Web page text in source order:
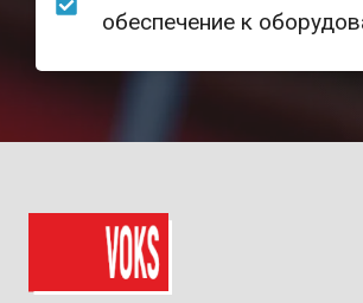
обеспечение к